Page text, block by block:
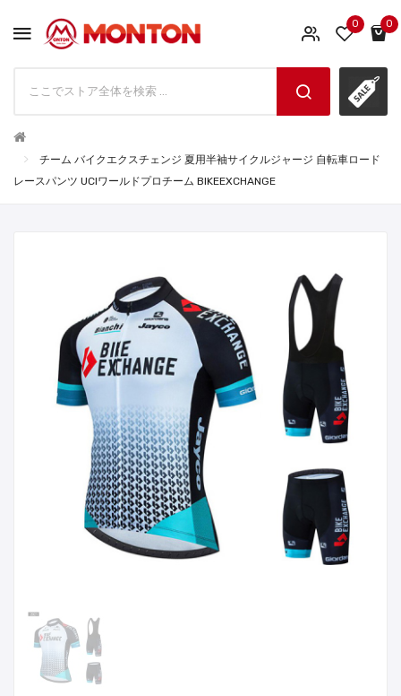
0 0
チーム バイクエクスチェンジ 夏用半袖サイクルジャージ 自転車ロード
レースパンツ UCIワールドプロチーム BIKEEXCHANGE